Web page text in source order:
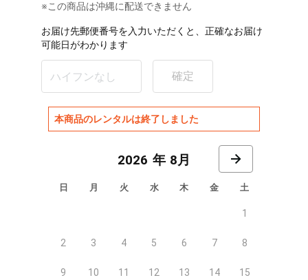
※この商品は沖縄に配送できません
お届け先郵便番号を入力いただくと、正確なお届け
可能日がわかります
確定
本商品のレンタルは終了しました
8月
日 月 火 水 木 金 土
1
2 3 4 5 6 7 8
9 10 11 12 13 14 15